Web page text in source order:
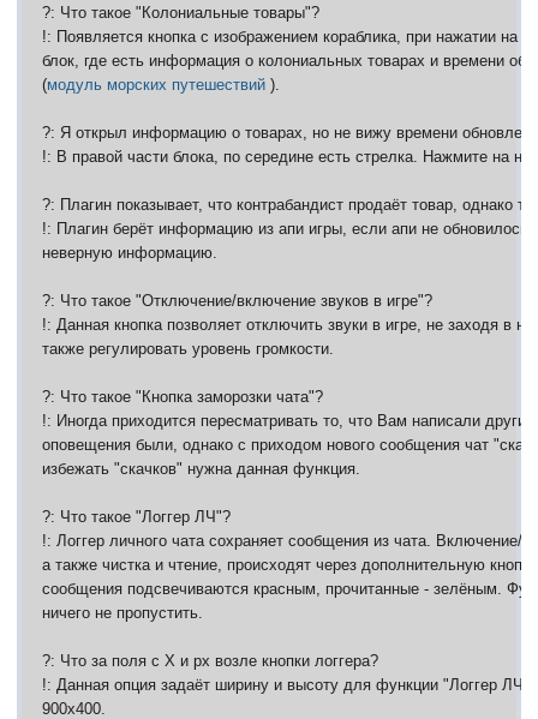
?: Что такое "Колониальные товары"?
!: Появляется кнопка с изображением кораблика, при нажатии на
блок, где есть информация о колониальных товарах и времени
(модуль морских путешествий ).
?: Я открыл информацию о товарах, но не вижу времени
!: В правой части блока, по середине есть стрелка. Нажмите на
?: Плагин показывает, что контрабандист продаёт товар, однако
!: Плагин берёт информацию из апи игры, если апи не обновилось,
неверную информацию.
?: Что такое "Отключение/включение звуков в игре"?
!: Данная кнопка позволяет отключить звуки в игре, не заходя в
также регулировать уровень громкости.
?: Что такое "Кнопка заморозки чата"?
!: Иногда приходится пересматривать то, что Вам написали
оповещения были, однако с приходом нового сообщения чат
избежать "скачков" нужна данная функция.
?: Что такое "Логгер ЛЧ"?
!: Логгер личного чата сохраняет сообщения из чата. Включение/
а также чистка и чтение, происходят через дополнительную
сообщения подсвечиваются красным, прочитанные - зелёным.
ничего не пропустить.
?: Что за поля с Х и px возле кнопки логгера?
!: Данная опция задаёт ширину и высоту для функции "Логгер
900х400.